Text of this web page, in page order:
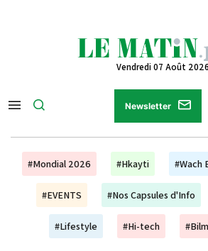
Vendredi 07 Août 2026
Newsletter
#Mondial 2026 #Hkayti #Wach
#EVENTS #Nos Capsules d'Info
#Lifestyle #Hi-tech